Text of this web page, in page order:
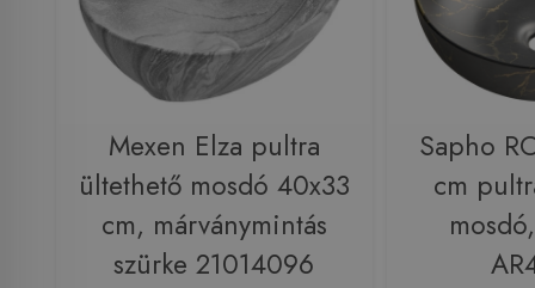
Mexen Elza pultra
ültethető mosdó 40x33
cm, márványmintás
szürke 21014096
Sapho
cm